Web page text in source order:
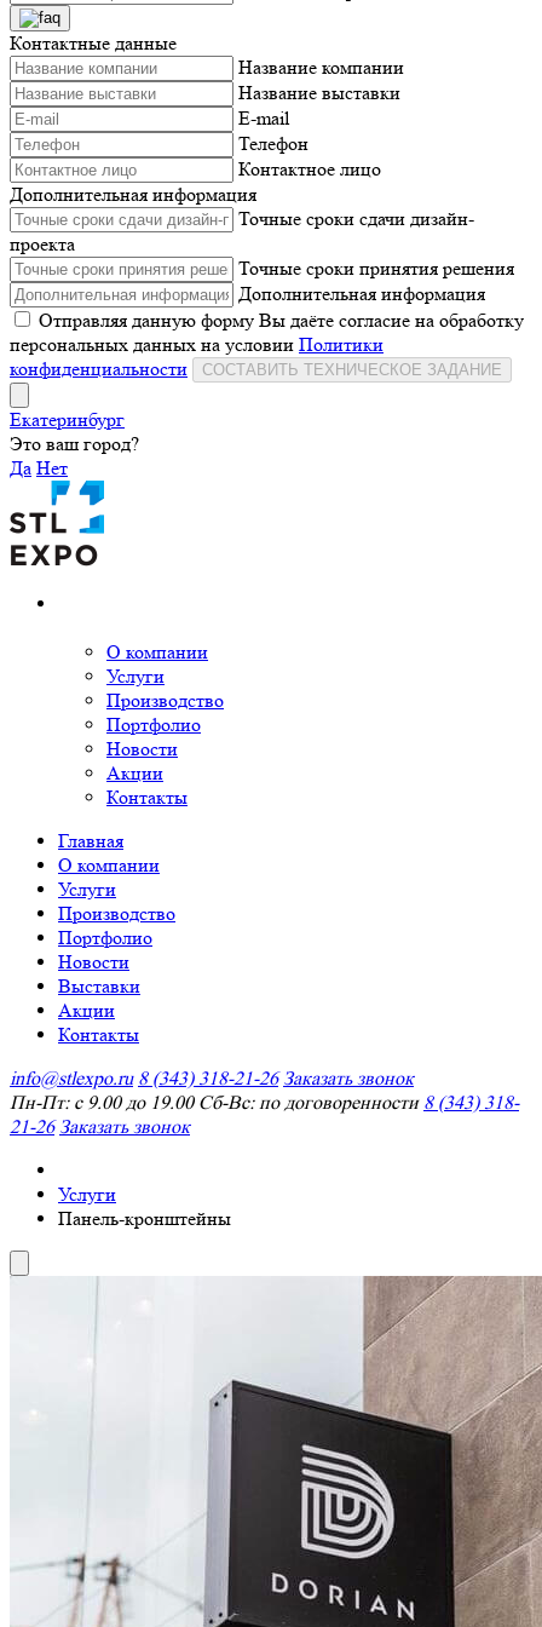
Контактные данные
Название компании
Название выставки
E-mail
Телефон
Контактное лицо
Дополнительная информация
Точные сроки сдачи дизайн-
проекта
Точные сроки принятия решения
Дополнительная информация
Отправляя данную форму Вы даёте согласие на обработку
персональных данных на условии Политики
конфиденциальности
СОСТАВИТЬ ТЕХНИЧЕСКОЕ ЗАДАНИЕ
Екатеринбург
Это ваш город?
Да Нет
О компании
Услуги
Производство
Портфолио
Новости
Акции
Контакты
Главная
О компании
Услуги
Производство
Портфолио
Новости
Выставки
Акции
Контакты
info@stlexpo.ru 8 (343) 318-21-26 Заказать звонок
Пн-Пт: с 9.00 до 19.00 Сб-Вс: по договоренности 8 (343) 318-
21-26 Заказать звонок
Услуги
Панель-кронштейны